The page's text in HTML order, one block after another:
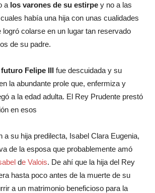
a los varones de su estirpe y no a las
había una hija con unas cualidades
colarse en un lugar tan reservado
de su padre.
Felipe III fue descuidada y su
la abundante prole que, enfermiza y
a la edad adulta. El Rey Prudente prestó
en esos
a su hija predilecta, Isabel Clara Eugenia,
de la esposa que probablemente amó
de Valois. De ahí que la hija del Rey
hasta poco antes de la muerte de su
a un matrimonio beneficioso para la